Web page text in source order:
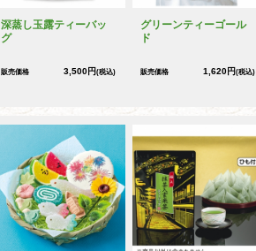
深蒸し玉露ティーバッ
グ
販売価格 3,500円(税込)
グリーンティーゴール
ド
販売価格 1,620円(税込)